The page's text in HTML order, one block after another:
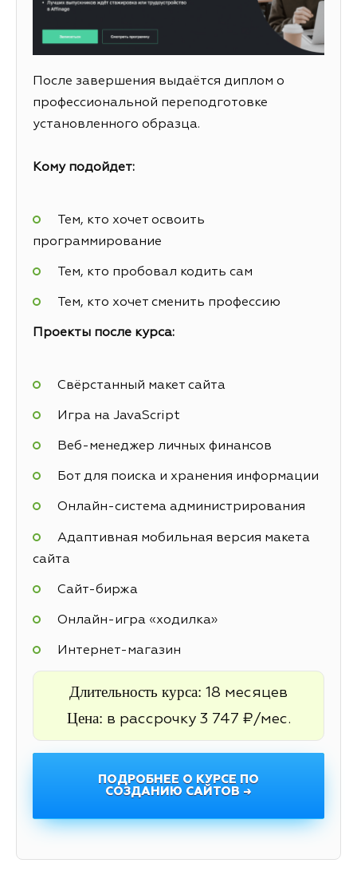
После завершения выдаётся диплом о
профессиональной переподготовке
установленного образца.
Кому подойдет:
Тем, кто хочет освоить
программирование
Тем, кто пробовал кодить сам
Тем, кто хочет сменить профессию
Проекты после курса:
Свёрстанный макет сайта
Игра на JavaScript
Веб-менеджер личных финансов
Бот для поиска и хранения информации
Онлайн-система администрирования
Адаптивная мобильная версия макета
сайта
Cайт-биржа
Онлайн-игра «ходилка»
Интернет-магазин
Длительность курса: 18 месяцев
Цена: в рассрочку 3 747 ₽/мес.
ПОДРОБНЕЕ О КУРСЕ ПО
СОЗДАНИЮ САЙТОВ →